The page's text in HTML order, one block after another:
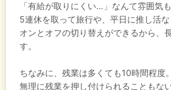
「有給が取りにくい…」なんて雰囲気
5連休を取って旅行や、平日に推し活な
オンとオフの切り替えができるから、
す。
ちなみに、残業は多くても10時間程度。
無理に残業を押し付けられることもない